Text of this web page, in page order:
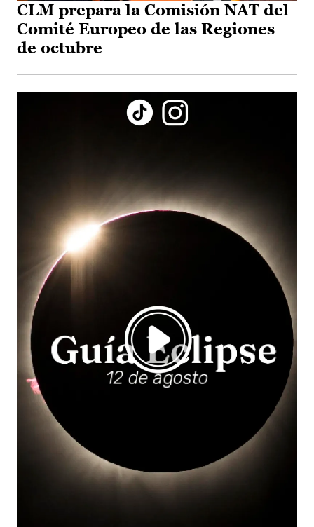
CLM prepara la Comisión NAT del
Comité Europeo de las Regiones
de octubre